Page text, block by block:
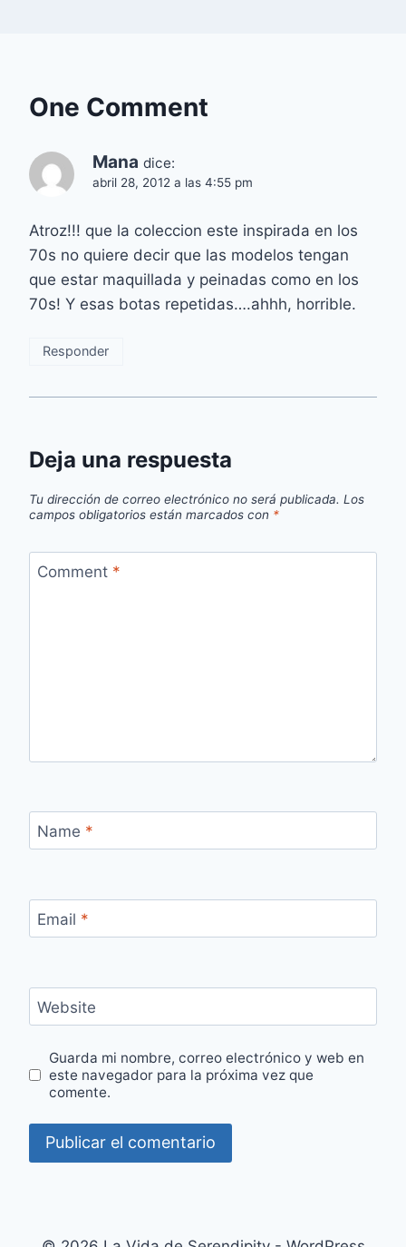
One Comment
Mana dice:
abril 28, 2012 a las 4:55 pm
Atroz!!! que la coleccion este inspirada en los
70s no quiere decir que las modelos tengan
que estar maquillada y peinadas como en los
70s! Y esas botas repetidas….ahhh, horrible.
Responder
Deja una respuesta
Tu dirección de correo electrónico no será publicada. Los
campos obligatorios están marcados con *
Comment *
Name *
Email *
Website
Guarda mi nombre, correo electrónico y web en
este navegador para la próxima vez que
comente.